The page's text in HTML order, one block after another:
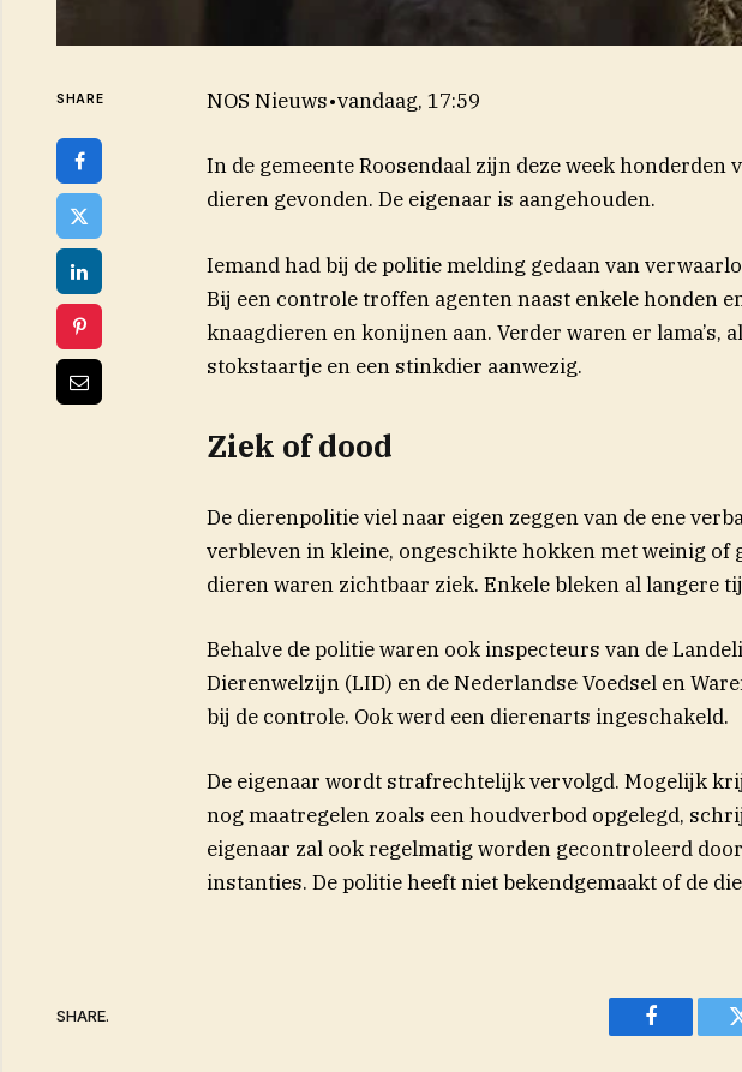
SHARE NOS Nieuws•vandaag, 17:59
In de gemeente Roosendaal zijn deze week honderden
dieren gevonden. De eigenaar is aangehouden.
Iemand had bij de politie melding gedaan van
Bij een controle troffen agenten naast enkele honden
knaagdieren en konijnen aan. Verder waren er lama’s,
stokstaartje en een stinkdier aanwezig.
Ziek of dood
De dierenpolitie viel naar eigen zeggen van de ene
verbleven in kleine, ongeschikte hokken met weinig of
dieren waren zichtbaar ziek. Enkele bleken al langere
Behalve de politie waren ook inspecteurs van de
Dierenwelzijn (LID) en de Nederlandse Voedsel en
bij de controle. Ook werd een dierenarts ingeschakeld.
De eigenaar wordt strafrechtelijk vervolgd. Mogelijk
nog maatregelen zoals een houdverbod opgelegd,
eigenaar zal ook regelmatig worden gecontroleerd
instanties. De politie heeft niet bekendgemaakt of de
SHARE.
Facebook